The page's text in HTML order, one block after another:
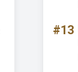
#13